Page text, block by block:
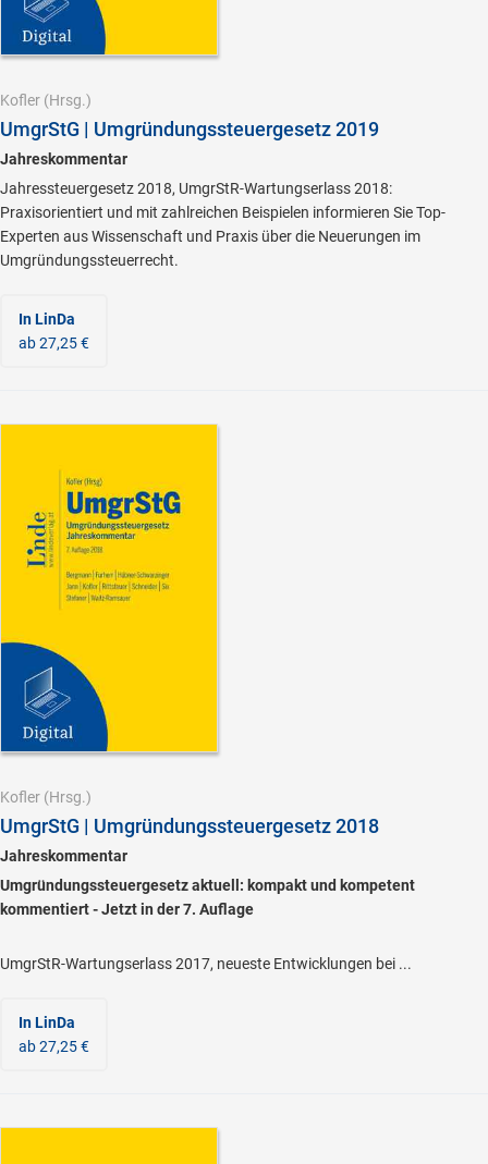
Kofler (Hrsg.)
UmgrStG | Umgründungssteuergesetz 2019
Jahreskommentar
Jahressteuergesetz 2018, UmgrStR-Wartungserlass 2018:
Praxisorientiert und mit zahlreichen Beispielen informieren Sie Top-
Experten aus Wissenschaft und Praxis über die Neuerungen im
Umgründungssteuerrecht.
In LinDa
ab 27,25 €
Kofler (Hrsg.)
UmgrStG | Umgründungssteuergesetz 2018
Jahreskommentar
Umgründungssteuergesetz aktuell: kompakt und kompetent
kommentiert - Jetzt in der 7. Auflage
UmgrStR-Wartungserlass 2017, neueste Entwicklungen bei ...
In LinDa
ab 27,25 €